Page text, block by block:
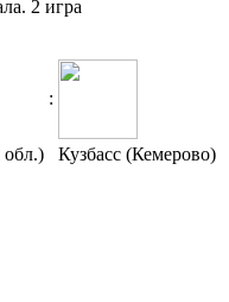
2 игра
:
Кузбасс (Кемерово)